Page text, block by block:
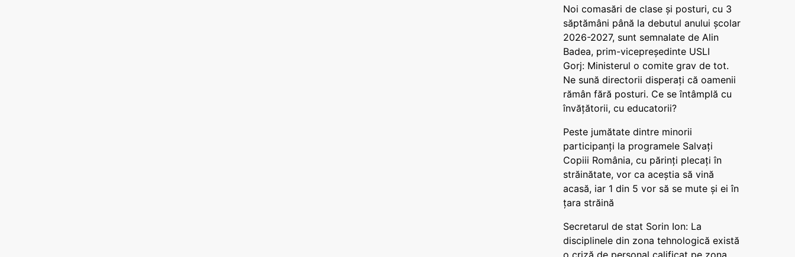
Noi comasări de clase și posturi, cu 3
săptămâni până la debutul anului școlar
2026-2027, sunt semnalate de Alin
Badea, prim-vicepreședinte USLI
Gorj: Ministerul o comite grav de tot.
Ne sună directorii disperați că oamenii
rămân fără posturi. Ce se întâmplă cu
învățătorii, cu educatorii?
Peste jumătate dintre minorii
participanți la programele Salvați
Copiii România, cu părinți plecați în
străinătate, vor ca aceștia să vină
acasă, iar 1 din 5 vor să se mute și ei în
țara străină
Secretarul de stat Sorin Ion: La
disciplinele din zona tehnologică există
o criză de personal calificat pe zona